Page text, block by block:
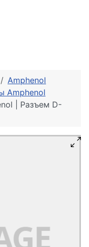
Amphenol
Amphenol
| Разъем D-